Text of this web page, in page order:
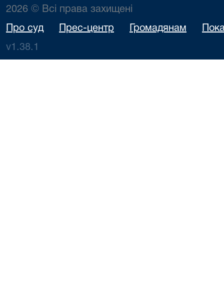
2026 © Всі права захищені
Про суд Прес-центр Громадянам
v1.38.1